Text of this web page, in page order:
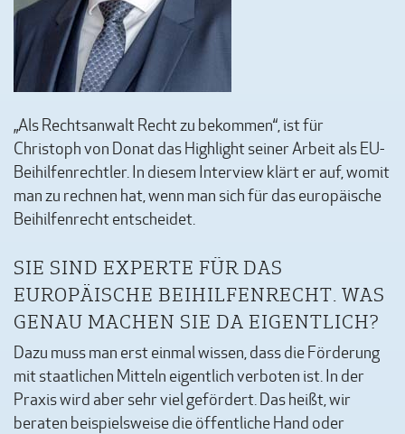
„Als Rechtsanwalt Recht zu bekommen“, ist für
Christoph von Donat das Highlight seiner Arbeit als EU-
Beihilfenrechtler. In diesem Interview klärt er auf, womit
man zu rechnen hat, wenn man sich für das europäische
Beihilfenrecht entscheidet.
SIE SIND EXPERTE FÜR DAS
EUROPÄISCHE BEIHILFENRECHT. WAS
GENAU MACHEN SIE DA EIGENTLICH?
Dazu muss man erst einmal wissen, dass die Förderung
mit staatlichen Mitteln eigentlich verboten ist. In der
Praxis wird aber sehr viel gefördert. Das heißt, wir
beraten beispielsweise die öffentliche Hand oder